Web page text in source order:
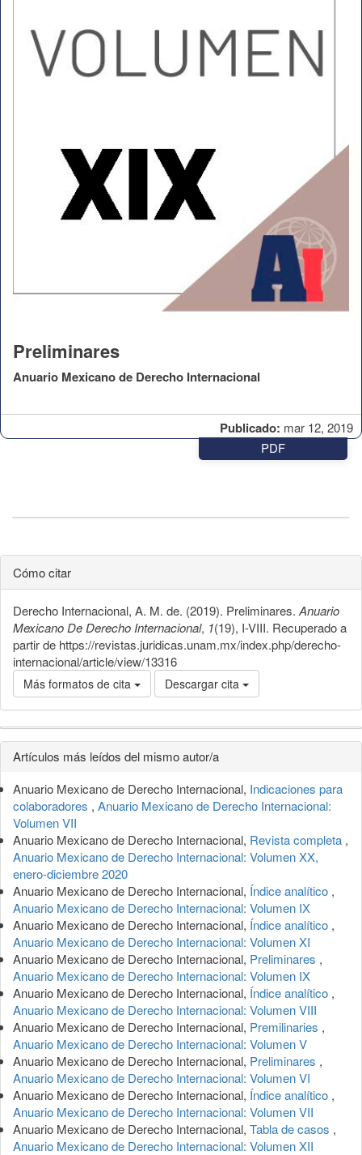
Publicado: mar 12, 2019
Preliminares
Anuario Mexicano de Derecho Internacional
PDF
Cómo citar
Derecho Internacional, A. M. de. (2019). Preliminares. Anuario
Mexicano De Derecho Internacional, 1(19), I-VIII. Recuperado a
partir de https://revistas.juridicas.unam.mx/index.php/derecho-
internacional/article/view/13316
Más formatos de cita Descargar cita
Detalles
del
artículo
Artículos más leídos del mismo autor/a
Anuario Mexicano de Derecho Internacional, Indicaciones para
colaboradores , Anuario Mexicano de Derecho Internacional:
Volumen VII
Anuario Mexicano de Derecho Internacional, Revista completa ,
Anuario Mexicano de Derecho Internacional: Volumen XX,
enero-diciembre 2020
Anuario Mexicano de Derecho Internacional, Índice analítico ,
Anuario Mexicano de Derecho Internacional: Volumen IX
Anuario Mexicano de Derecho Internacional, Índice analítico ,
Anuario Mexicano de Derecho Internacional: Volumen XI
Anuario Mexicano de Derecho Internacional, Preliminares ,
Anuario Mexicano de Derecho Internacional: Volumen IX
Anuario Mexicano de Derecho Internacional, Índice analítico ,
Anuario Mexicano de Derecho Internacional: Volumen VIII
Anuario Mexicano de Derecho Internacional, Premilinaries ,
Anuario Mexicano de Derecho Internacional: Volumen V
Anuario Mexicano de Derecho Internacional, Preliminares ,
Anuario Mexicano de Derecho Internacional: Volumen VI
Anuario Mexicano de Derecho Internacional, Índice analítico ,
Anuario Mexicano de Derecho Internacional: Volumen VII
Anuario Mexicano de Derecho Internacional, Tabla de casos ,
Anuario Mexicano de Derecho Internacional: Volumen XII